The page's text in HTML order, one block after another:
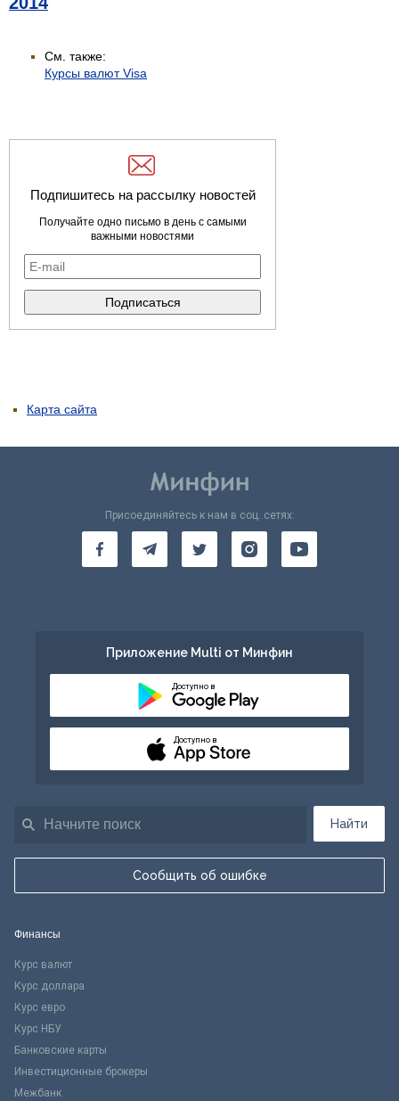
См. также:
Курсы валют Visa
Подпишитесь на рассылку новостей
Получайте одно письмо в день с самыми
важными новостями
Карта сайта
Найти
Сообщить об ошибке
Присоединяйтесь к нам в соц. сетях:
Приложение Multi от Минфин
Доступно в
Доступно в
Финансы
Курс валют
Курс доллара
Курс евро
Курс НБУ
Банковские карты
Инвестиционные брокеры
Межбанк